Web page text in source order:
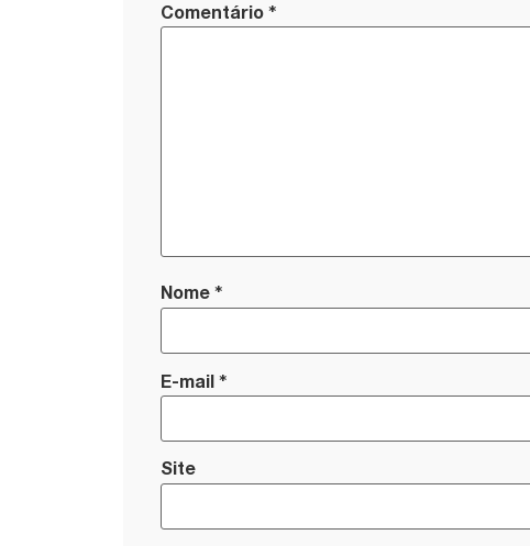
Comentário *
Nome *
E-mail *
Site